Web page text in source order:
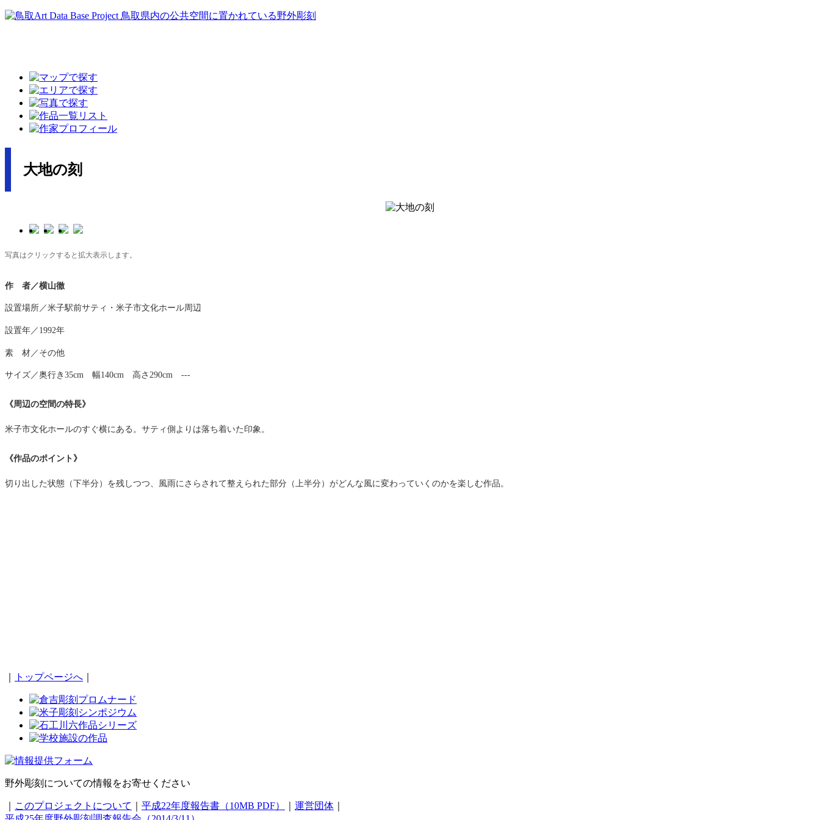
大地の刻
写真はクリックすると拡大表示します。
作 者／横山徹
設置場所／米子駅前サティ・米子市文化ホール周辺
設置年／1992年
素 材／その他
サイズ／奥行き35cm 幅140cm 高さ290cm ---
《周辺の空間の特長》
米子市文化ホールのすぐ横にある。サティ側よりは落ち着いた印象。
《作品のポイント》
切り出した状態（下半分）を残しつつ、風雨にさらされて整えられた部分（上半分）がどんな風に変わっていくのかを楽しむ作品。
トップページへ
野外彫刻についての情報をお寄せください
このプロジェクトについて 平成22年度報告書（10MB PDF） 運営団体